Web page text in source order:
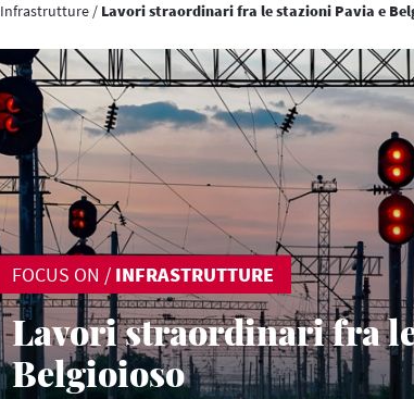
Infrastrutture / Lavori straordinari fra le stazioni Pavia e
FOCUS ON / INFRASTRUTTURE
Lavori straordinari fra
Belgioioso